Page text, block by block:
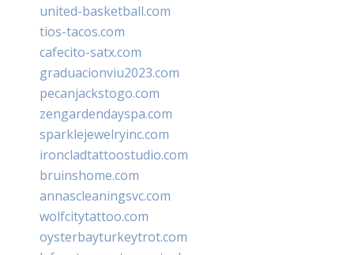
united-basketball.com
tios-tacos.com
cafecito-satx.com
graduacionviu2023.com
pecanjackstogo.com
zengardendayspa.com
sparklejewelryinc.com
ironcladtattoostudio.com
bruinshome.com
annascleaningsvc.com
wolfcitytattoo.com
oysterbayturkeytrot.com